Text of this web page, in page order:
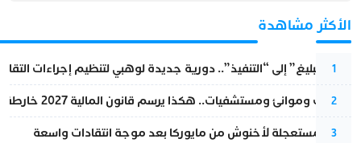
الأكثر مشاهدة
1
من “التبليغ” إلى “التنفيذ”.. دورية جديدة لوهبي لتنظيم إجراءات
2
قطارات وموانئ ومستشفيات.. هكذا يرسم قانون المالية 2027 خارطة المغرب المقبل
3
عودة مستعجلة لأخنوش من مايوركا بعد موجة انتقادات واسعة